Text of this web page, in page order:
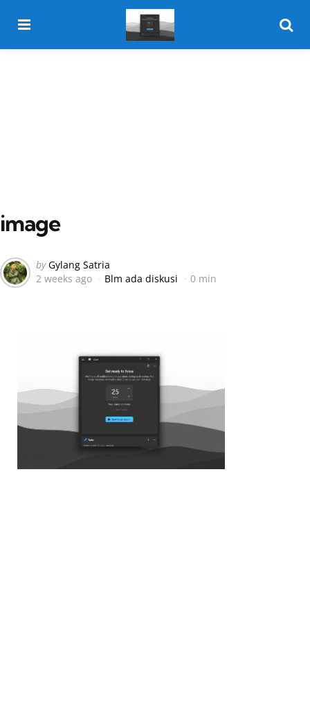
image
Posted
by
by Gylang Satria
2 weeks ago
Blm ada diskusi 0 min